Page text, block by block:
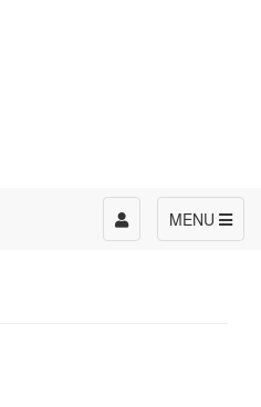
MENU
Toggle
navigation